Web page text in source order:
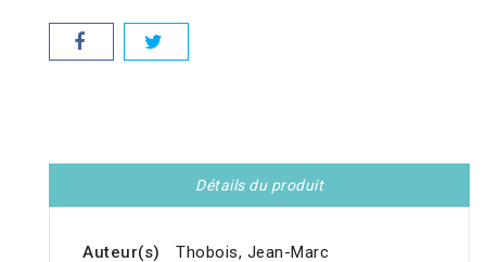
Détails du produit
Auteur(s) Thobois, Jean-Marc